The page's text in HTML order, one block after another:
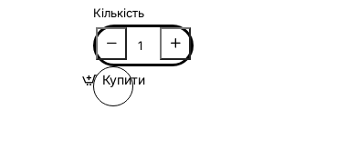
Кількість
Купити